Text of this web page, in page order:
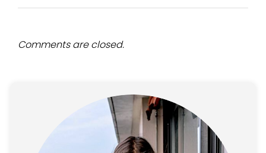
Comments are closed.